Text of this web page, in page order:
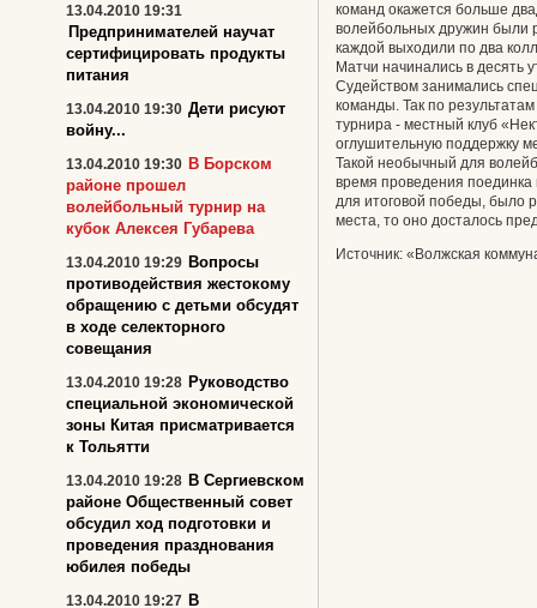
команд окажется больше
волейбольных дружин были
каждой выходили по два
Матчи начинались в десять
Судейством занимались
команды. Так по
турнира - местный клуб
оглушительную поддержку
Такой необычный для
время проведения поединка
для итоговой победы, было
места, то оно досталось
Источник: «Волжская
13.04.2010 19:31
Предпринимателей научат
сертифицировать продукты
питания
13.04.2010 19:30 Дети рисуют
войну...
13.04.2010 19:30 В Борском
районе прошел
волейбольный турнир на
кубок Алексея Губарева
13.04.2010 19:29 Вопросы
противодействия жестокому
обращению с детьми обсудят
в ходе селекторного
совещания
13.04.2010 19:28 Руководство
специальной экономической
зоны Китая присматривается
к Тольятти
13.04.2010 19:28 В Сергиевском
районе Общественный совет
обсудил ход подготовки и
проведения празднования
юбилея победы
13.04.2010 19:27 В